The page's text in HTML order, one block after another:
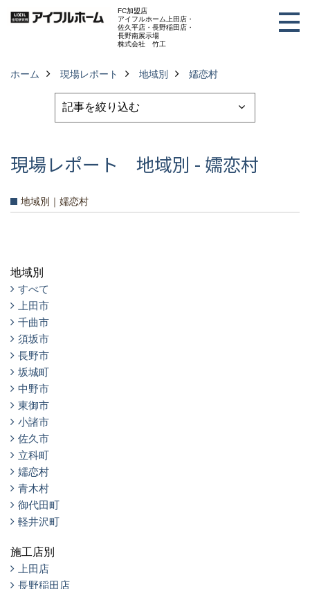
FC加盟店
アイフルホーム上田店・
佐久平店・長野稲田店・
長野南展示場
株式会社 竹工
ホーム 現場レポート 地域別 嬬恋村
現場レポート 地域別 - 嬬恋村
地域別｜嬬恋村
地域別
すべて
上田市
千曲市
須坂市
長野市
坂城町
中野市
東御市
小諸市
佐久市
立科町
嬬恋村
青木村
御代田町
軽井沢町
施工店別
上田店
長野稲田店